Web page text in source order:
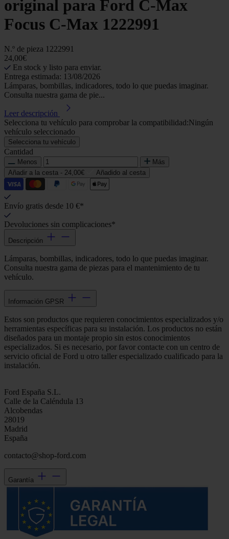
original para Ford C-Max
Focus C-Max 1222991
N.º de pieza 1222991
24,00€
En stock y listo para enviar.
Entrega estimada: 13/08/2026
Lámparas, bombillas, indicadores, todo lo que puedas imaginar.
Consulta nuestra gama de pie...
Leer descripción
Selecciona tu vehículo para comprobar la compatibilidad:Ningún
vehículo seleccionado
Selecciona tu vehículo
Cantidad
Menos
Más
Añadir a la cesta - 24,00€ Añadido al cesta
Envío gratis desde 10 €*
Devoluciones sin complicaciones*
Descripción
Lámparas, bombillas, indicadores, todo lo que puedas imaginar.
Consulta nuestra gama de piezas para el mantenimiento de tu
vehículo.
Información GPSR
Estos son productos que requieren conocimientos especializados y/o
herramientas específicas para su instalación. Los productos no están
diseñados para un montaje propio sin estos conocimientos
especializados. Si es necesario, por favor contacte con un centro de
servicio oficial de Ford u otro taller especializado cualificado para la
instalación.
Ford España S.L.
Calle de la Caléndula 13
Alcobendas
28019
Madrid
España
contacto@shop-ford.com
Garantía